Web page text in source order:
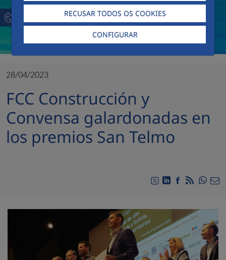
RECUSAR TODOS OS COOKIES
CONFIGURAR
28/04/2023
FCC Construcción y
Convensa galardonadas en
los premios San Telmo
Compartir en
Compartir en
Compartir
RSS